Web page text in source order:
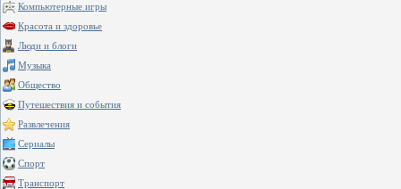
Компьютерные игры
Красота и здоровье
Люди и блоги
Музыка
Общество
Путешествия и события
Развлечения
Сериалы
Спорт
Транспорт